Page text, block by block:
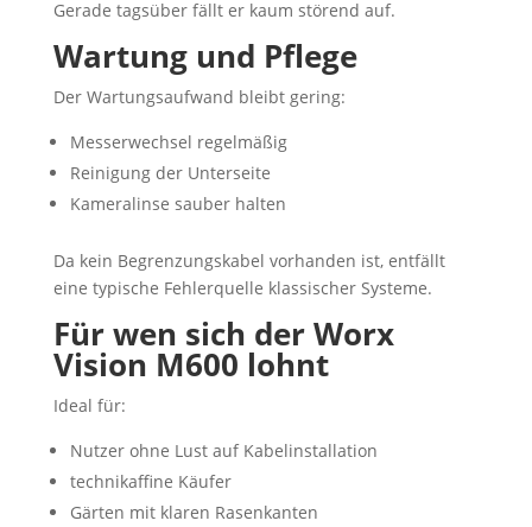
Gerade tagsüber fällt er kaum störend auf.
Wartung und Pflege
Der Wartungsaufwand bleibt gering:
Messerwechsel regelmäßig
Reinigung der Unterseite
Kameralinse sauber halten
Da kein Begrenzungskabel vorhanden ist, entfällt
eine typische Fehlerquelle klassischer Systeme.
Für wen sich der Worx
Vision M600 lohnt
Ideal für:
Nutzer ohne Lust auf Kabelinstallation
technikaffine Käufer
Gärten mit klaren Rasenkanten